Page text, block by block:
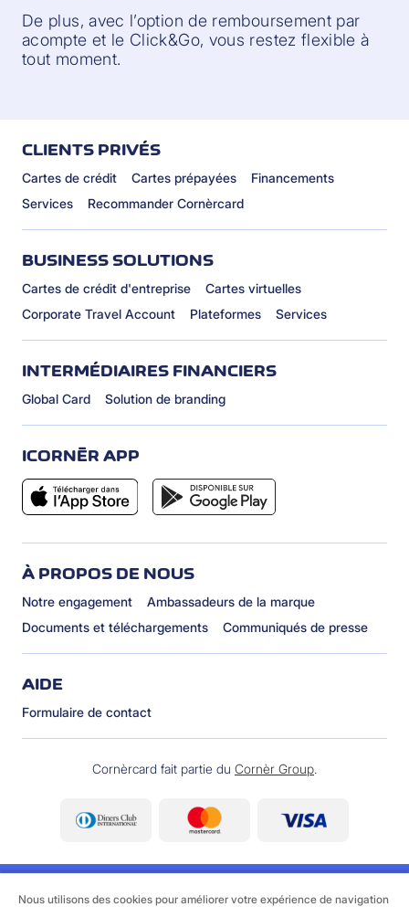
De plus, avec l’option de remboursement par
acompte et le Click&Go, vous restez flexible à
tout moment.
CLIENTS PRIVÉS
Cartes de crédit Cartes prépayées
Financements
Services
Recommander Cornèrcard
BUSINESS SOLUTIONS
Cartes de crédit d'entreprise
Cartes virtuelles
Corporate Travel Account
Plateformes Services
INTERMÉDIAIRES FINANCIERS
Global Card Solution de branding
ICORNÈR APP
À PROPOS DE NOUS
Notre engagement
Ambassadeurs de la marque
Documents et téléchargements
Communiqués de presse
AIDE
Formulaire de contact
Cornèrcard fait partie du Cornèr Group.
Nous utilisons des cookies pour améliorer votre expérience de navigation